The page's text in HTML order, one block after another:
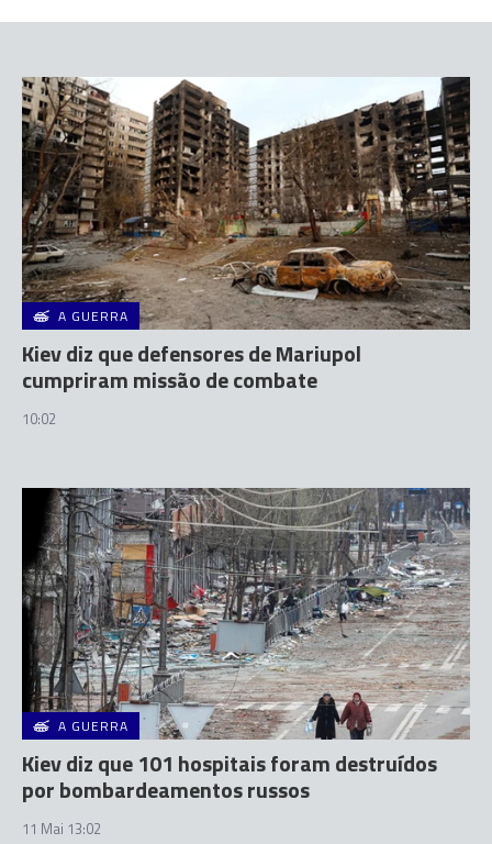
A GUERRA
Kiev diz que defensores de Mariupol
cumpriram missão de combate
10:02
A GUERRA
Kiev diz que 101 hospitais foram destruídos
por bombardeamentos russos
11 Mai 13:02